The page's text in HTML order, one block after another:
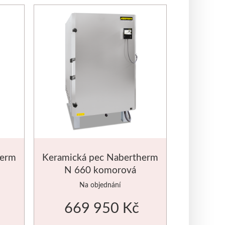
Keramická pec Nabertherm
N 660 komorová
Na objednání
669 950 Kč